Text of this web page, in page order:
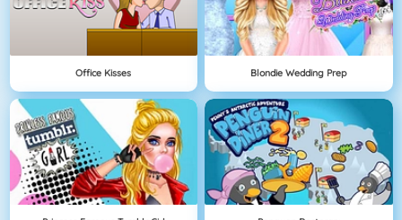
Office Kisses Blondie Wedding Prep